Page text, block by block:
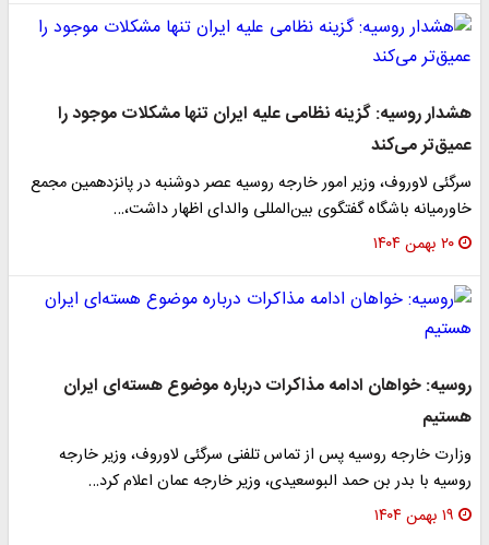
هشدار روسیه: گزینه نظامی علیه ایران تنها مشکلات موجود را
عمیق‌تر می‌کند
سرگئی لاوروف، وزیر امور خارجه روسیه عصر دوشنبه در پانزدهمین مجمع
خاورمیانه باشگاه گفتگوی بین‌المللی والدای اظهار داشت،…
۲۰ بهمن ۱۴۰۴
روسیه: خواهان ادامه مذاکرات درباره موضوع هسته‌ای ایران
هستیم
وزارت خارجه روسیه پس از تماس تلفنی سرگئی لاوروف، وزیر خارجه
روسیه با بدر بن حمد البوسعیدی، وزیر خارجه عمان اعلام کرد…
۱۹ بهمن ۱۴۰۴